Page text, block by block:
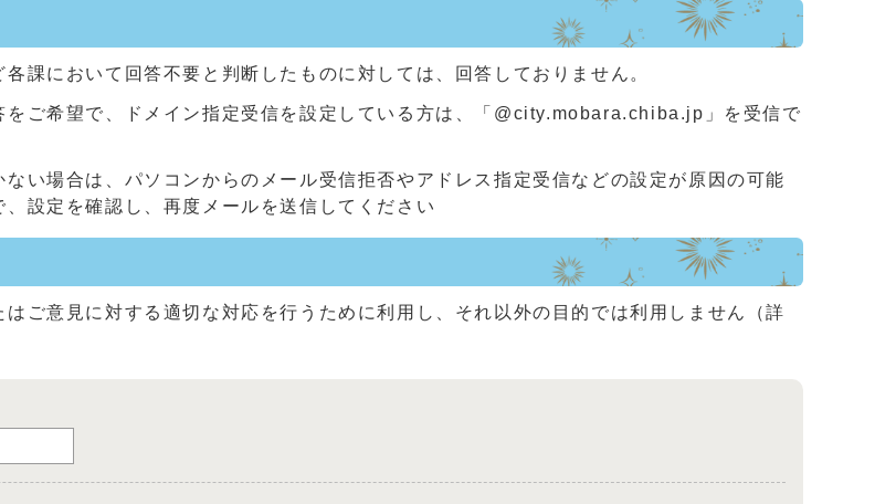
課において回答不要と判断したものに対しては、回答しておりません。
ご希望で、ドメイン指定受信を設定している方は、「@city.mobara.chiba.jp」を受信で
い場合は、パソコンからのメール受信拒否やアドレス指定受信などの設定が原因の可能
設定を確認し、再度メールを送信してください
ご意見に対する適切な対応を行うために利用し、それ以外の目的では利用しません（詳